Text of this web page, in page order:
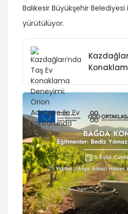
Balıkesir Büyükşehir Belediyesi
yürütülüyor.